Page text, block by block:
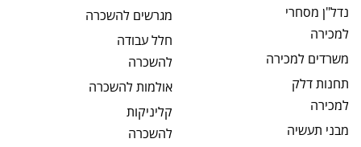
נדל"ן מסחרי
למכירה
משרדים למכירה
תחנות דלק
למכירה
מבני תעשיה
מגרשים להשכרה
חלל עבודה
להשכרה
אולמותלהשכרה
קליניקות
להשכרה